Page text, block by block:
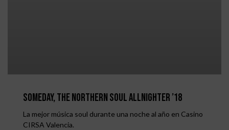
SOMEDAY, The Northern Soul Allnighter ’18
La mejor música soul durante una noche al año en Casino
CIRSA Valencia.